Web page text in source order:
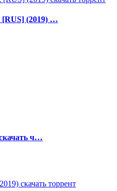
(2019) …
ч…